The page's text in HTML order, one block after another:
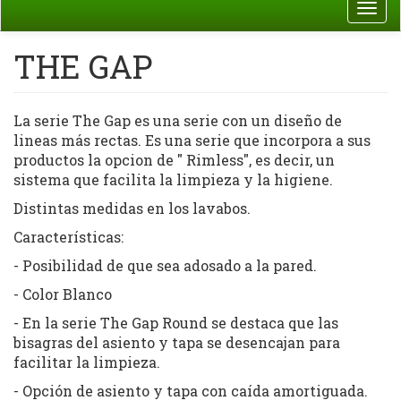
THE GAP
La serie The Gap es una serie con un diseño de
lineas más rectas. Es una serie que incorpora a sus
productos la opcion de " Rimless", es decir, un
sistema que facilita la limpieza y la higiene.
Distintas medidas en los lavabos.
Características:
- Posibilidad de que sea adosado a la pared.
- Color Blanco
- En la serie The Gap Round se destaca que las
bisagras del asiento y tapa se desencajan para
facilitar la limpieza.
- Opción de asiento y tapa con caída amortiguada.